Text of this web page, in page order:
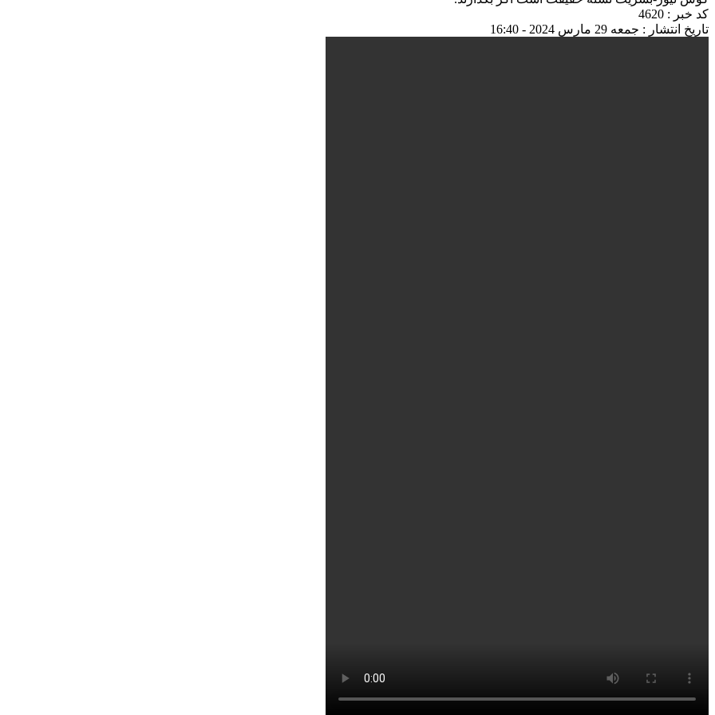
کد خبر : 4620
تاریخ انتشار : جمعه 29 مارس 2024 - 16:40